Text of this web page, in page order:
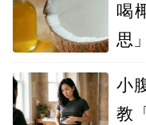
喝
小
教